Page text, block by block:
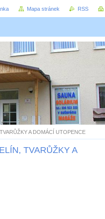
A DOMÁCÍ UTOPENCE
TVARŮŽKY A
Mapa stránek RSS